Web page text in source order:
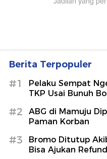
Berita Terpopuler
#1
Pelaku Sempat
TKP Usai Bunuh
#2
ABG di Mamuju
Paman Korban
#3
Bromo Ditutup
Bisa Ajukan